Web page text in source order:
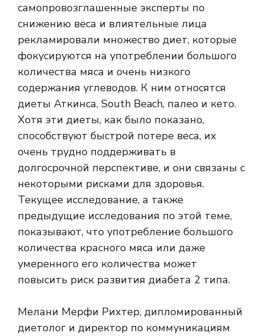
самопровозглашенные эксперты по
снижению веса и влиятельные лица
рекламировали множество диет, которые
фокусируются на употреблении большого
количества мяса и очень низкого
содержания углеводов. К ним относятся
диеты Аткинса, South Beach, палео и кето.
Хотя эти диеты, как было показано,
способствуют быстрой потере веса, их
очень трудно поддерживать в
долгосрочной перспективе, и они связаны с
некоторыми рисками для здоровья.
Текущее исследование, а также
предыдущие исследования по этой теме,
показывают, что употребление большого
количества красного мяса или даже
умеренного его количества может
повысить риск развития диабета 2 типа.
Мелани Мерфи Рихтер, дипломированный
диетолог и директор по коммуникациям